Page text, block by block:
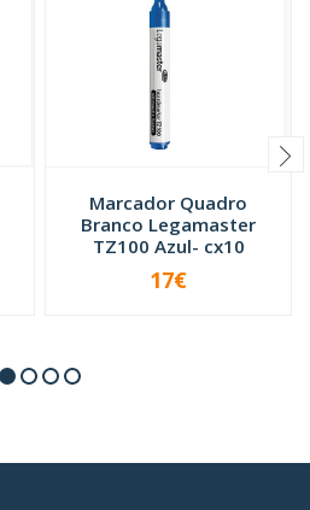
Marcador Quadro
Branco Legamaster
TZ100 Azul- cx10
+
17€